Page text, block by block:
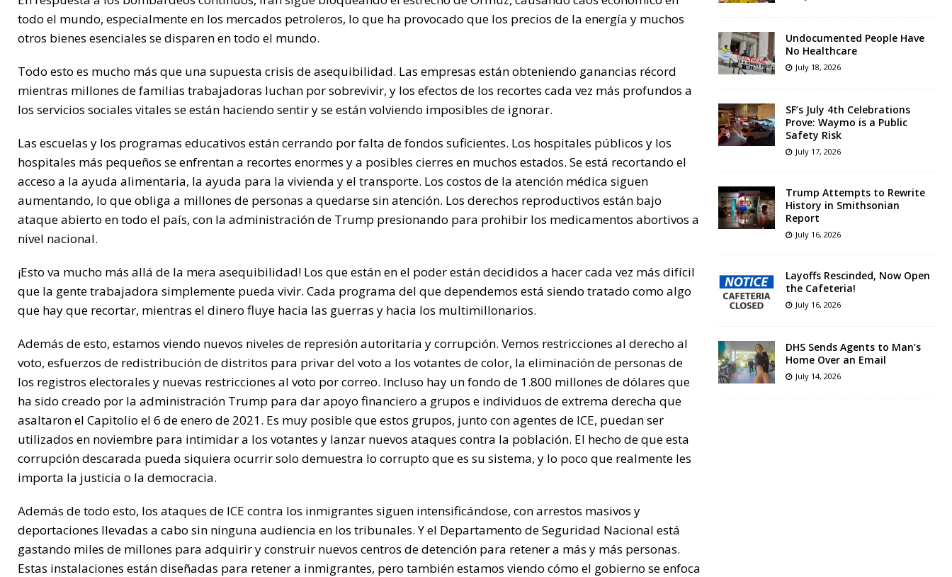
todo el mundo, especialmente en los mercados petroleros, lo que ha provocado que los precios de la energía y muchos
otros bienes esenciales se disparen en todo el mundo.
Todo esto es mucho más que una supuesta crisis de asequibilidad. Las empresas están obteniendo ganancias récord
mientras millones de familias trabajadoras luchan por sobrevivir, y los efectos de los recortes cada vez más profundos a
los servicios sociales vitales se están haciendo sentir y se están volviendo imposibles de ignorar.
Las escuelas y los programas educativos están cerrando por falta de fondos suficientes. Los hospitales públicos y los
hospitales más pequeños se enfrentan a recortes enormes y a posibles cierres en muchos estados. Se está recortando el
acceso a la ayuda alimentaria, la ayuda para la vivienda y el transporte. Los costos de la atención médica siguen
aumentando, lo que obliga a millones de personas a quedarse sin atención. Los derechos reproductivos están bajo
ataque abierto en todo el país, con la administración de Trump presionando para prohibir los medicamentos abortivos a
nivel nacional.
¡Esto va mucho más allá de la mera asequibilidad! Los que están en el poder están decididos a hacer cada vez más difícil
que la gente trabajadora simplemente pueda vivir. Cada programa del que dependemos está siendo tratado como algo
que hay que recortar, mientras el dinero fluye hacia las guerras y hacia los multimillonarios.
Además de esto, estamos viendo nuevos niveles de represión autoritaria y corrupción. Vemos restricciones al derecho al
voto, esfuerzos de redistribución de distritos para privar del voto a los votantes de color, la eliminación de personas de
los registros electorales y nuevas restricciones al voto por correo. Incluso hay un fondo de 1.800 millones de dólares que
ha sido creado por la administración Trump para dar apoyo financiero a grupos e individuos de extrema derecha que
asaltaron el Capitolio el 6 de enero de 2021. Es muy posible que estos grupos, junto con agentes de ICE, puedan ser
utilizados en noviembre para intimidar a los votantes y lanzar nuevos ataques contra la población. El hecho de que esta
corrupción descarada pueda siquiera ocurrir solo demuestra lo corrupto que es su sistema, y lo poco que realmente les
importa la justicia o la democracia.
Además de todo esto, los ataques de ICE contra los inmigrantes siguen intensificándose, con arrestos masivos y
deportaciones llevadas a cabo sin ninguna audiencia en los tribunales. Y el Departamento de Seguridad Nacional está
gastando miles de millones para adquirir y construir nuevos centros de detención para retener a más y más personas.
Estas instalaciones están diseñadas para retener a inmigrantes, pero también estamos viendo cómo el gobierno se enfoca
Undocumented People Have
No Healthcare
July 18, 2026
SF’s July 4th Celebrations
Prove: Waymo is a Public
Safety Risk
July 17, 2026
Trump Attempts to Rewrite
History in Smithsonian
Report
July 16, 2026
Layoffs Rescinded, Now Open
the Cafeteria!
July 16, 2026
DHS Sends Agents to Man’s
Home Over an Email
July 14, 2026